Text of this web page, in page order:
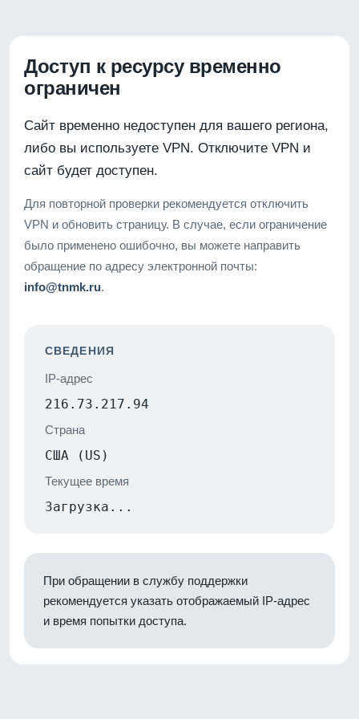
Доступ к ресурсу временно
ограничен
Сайт временно недоступен для вашего региона,
либо вы используете VPN. Отключите VPN и
сайт будет доступен.
Для повторной проверки рекомендуется отключить
VPN и обновить страницу. В случае, если ограничение
было применено ошибочно, вы можете направить
обращение по адресу электронной почты:
info@tnmk.ru.
СВЕДЕНИЯ
IP-адрес
216.73.217.94
Страна
США (US)
Текущее время
Загрузка...
При обращении в службу поддержки
рекомендуется указать отображаемый IP-адрес
и время попытки доступа.